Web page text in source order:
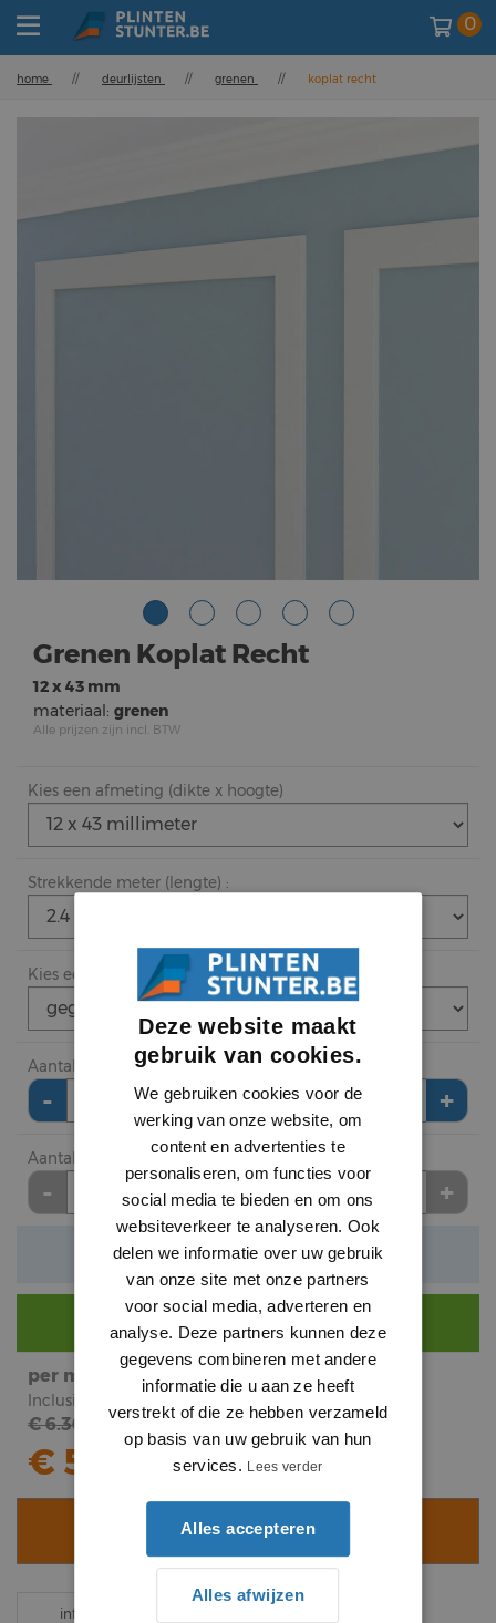
0
home // deurlijsten // grenen // koplat recht
Grenen Koplat Recht
12 x 43 mm
materiaal: grenen
Alle prijzen zijn incl. BTW
Kies een afmeting (dikte x hoogte)
Strekkende meter (lengte) :
Kies een afwerking ( meer info)
Aantal meter bestellen (meer info)
- meter +
Aantal lengte (2.4 meter) bestellen
- lengte +
Verwachte levertijd: 1 tot 3 werkdagen
Nog € 290 voor gratis bezorging.
per meter
Inclusief BTW
€ 6.36
€ 5.30
subtotaal
€12. 72
VOEG TOE AAN WINKELWAGEN
informatie
Deze website maakt
gebruik van cookies.
We gebruiken cookies voor de
werking van onze website, om
content en advertenties te
personaliseren, om functies voor
social media te bieden en om ons
websiteverkeer te analyseren. Ook
delen we informatie over uw gebruik
van onze site met onze partners
voor social media, adverteren en
analyse. Deze partners kunnen deze
gegevens combineren met andere
informatie die u aan ze heeft
verstrekt of die ze hebben verzameld
op basis van uw gebruik van hun
services. Lees verder
Alles accepteren
Alles afwijzen